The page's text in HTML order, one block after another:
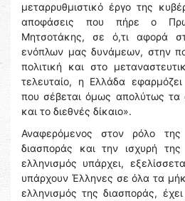
μεταρρυθμιστικό έργο της
αποφάσεις που πήρε ο
Μητσοτάκης, σε ό,τι αφορά
ενόπλων μας δυνάμεων, στην
πολιτική και στο
τελευταίο, η Ελλάδα
που σέβεται όμως απολύτως τα
και το διεθνές δίκαιο».
Αναφερόμενος στον ρόλο της
διασποράς και την ισχυρή
ελληνισμός υπάρχει,
υπάρχουν Έλληνες σε όλα τα
ελληνισμός της διασποράς,